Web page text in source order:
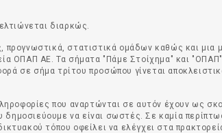
διαρκώς.
στατιστικά ομάδων καθώς και μια
ΟΠΑΠ ΑΕ. Τα σήματα "Πάμε Στοίχημα" και
σε σήμα τρίτου προσώπου γίνεται
που αναρτώνται σε αυτόν έχουν ως
να είναι σωστές. Σε καμία
τόπου οφείλει να ελέγχει στα